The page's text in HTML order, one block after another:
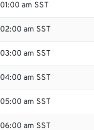
01:00 am SST
02:00 am SST
03:00 am SST
04:00 am SST
05:00 am SST
06:00 am SST